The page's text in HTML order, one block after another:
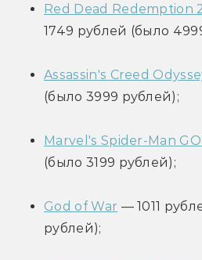
Red Dead Redemption
1749 рублей (было
Assassin's Creed
(было 3999 рублей);
Marvel's Spider-Man
(было 3199 рублей);
God of War — 1011
рублей);